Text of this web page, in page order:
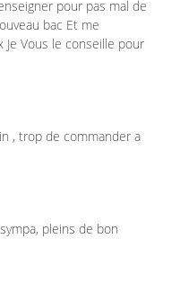
pour pas mal de
bac Et me
Vous le conseille pour
, trop de commander a
pleins de bon